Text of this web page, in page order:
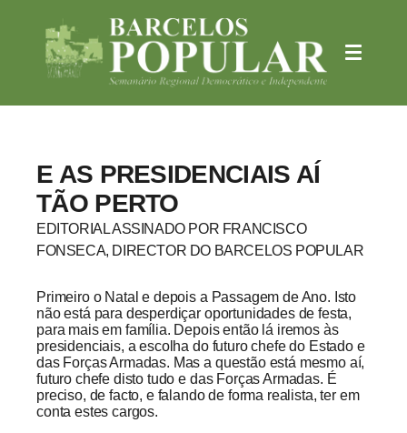
E AS PRESIDENCIAIS AÍ
TÃO PERTO
EDITORIAL ASSINADO POR FRANCISCO
FONSECA, DIRECTOR DO BARCELOS POPULAR
Primeiro o Natal e depois a Passagem de Ano. Isto
não está para desperdiçar oportunidades de festa,
para mais em família. Depois então lá iremos às
presidenciais, a escolha do futuro chefe do Estado e
das Forças Armadas. Mas a questão está mesmo aí,
futuro chefe disto tudo e das Forças Armadas. É
preciso, de facto, e falando de forma realista, ter em
conta estes cargos.